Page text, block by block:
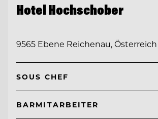
Hotel Hochschober
9565 Ebene Reichenau, Österreich
SOUS CHEF
BARMITARBEITER